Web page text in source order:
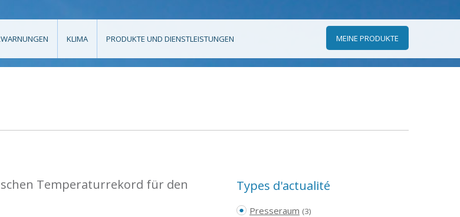
KLIMA PRODUKTE UND DIENSTLEISTUNGEN MEINE PRODUKTE
Temperaturrekord für den
Types d'actualité
Presseraum (3)